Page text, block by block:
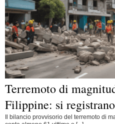
Terremoto di
Filippine: si
Il bilancio provvisorio del terremoto di